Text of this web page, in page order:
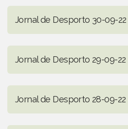
Jornal de Desporto 30-09-22
Jornal de Desporto 29-09-22
Jornal de Desporto 28-09-22